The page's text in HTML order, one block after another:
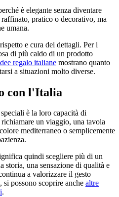
è elegante senza diventare
pratico o decorativo, ma
umana.
e cura dei dettagli. Per i
di più caldo di un prodotto
regalo italiane mostrano quanto
a situazioni molto diverse.
con l'Italia
è la loro capacità di
un viaggio, una tavola
mediterraneo o semplicemente
quindi scegliere più di un
una sensazione di qualità e
a valorizzare il gesto
si possono scoprire anche altre
.